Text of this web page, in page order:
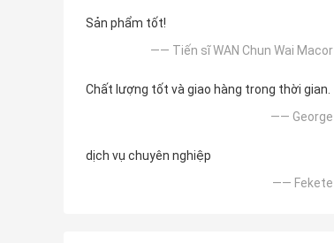
Sản phẩm tốt!
—— Tiến sĩ WAN Chun Wai Macor
Chất lượng tốt và giao hàng trong thời gian.
—— George
dịch vụ chuyên nghiệp
—— Fekete